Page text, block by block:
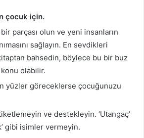
çocuk için.
parçası olun ve yeni insanların
sağlayın. En sevdikleri
bahsedin, böylece bu bir buz
konu olabilir.
yüzler göreceklerse çocuğunuzu
ve destekleyin. ‘Utangaç’
gibi isimler vermeyin.